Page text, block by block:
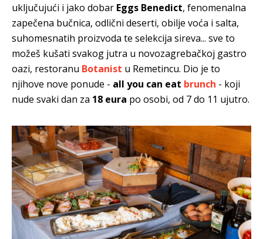
uključujući i jako dobar Eggs Benedict, fenomenalna
zapečena bučnica, odlični deserti, obilje voća i salta,
suhomesnatih proizvoda te selekcija sireva... sve to
možeš kušati svakog jutra u novozagrebačkoj gastro
oazi, restoranu Botanist u Remetincu. Dio je to
njihove nove ponude - all you can eat brunch - koji
nude svaki dan za 18 eura po osobi, od 7 do 11 ujutro.